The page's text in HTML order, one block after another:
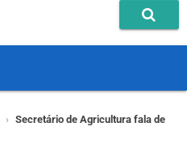
Secretário de Agricultura fala de